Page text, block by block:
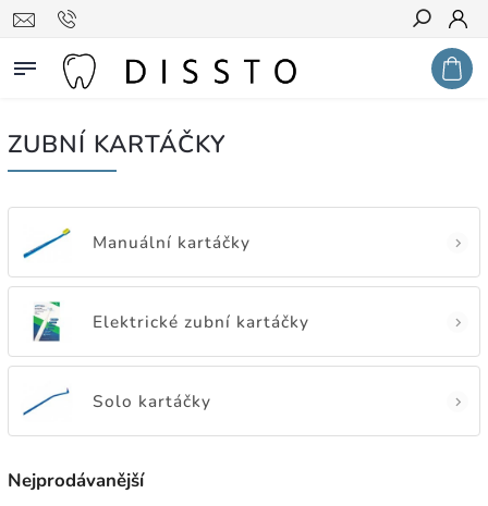
Hledat
ZUBNÍ KARTÁČKY
Manuální kartáčky
Elektrické zubní kartáčky
Solo kartáčky
Nejprodávanější